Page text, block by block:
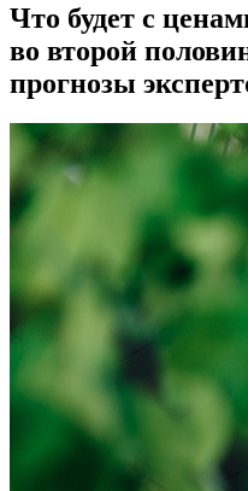
Что будет с
во второй
прогнозы